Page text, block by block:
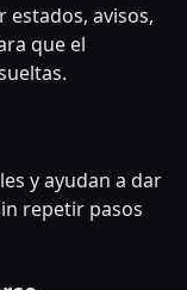
avisos,
que el
y ayudan a dar
repetir pasos